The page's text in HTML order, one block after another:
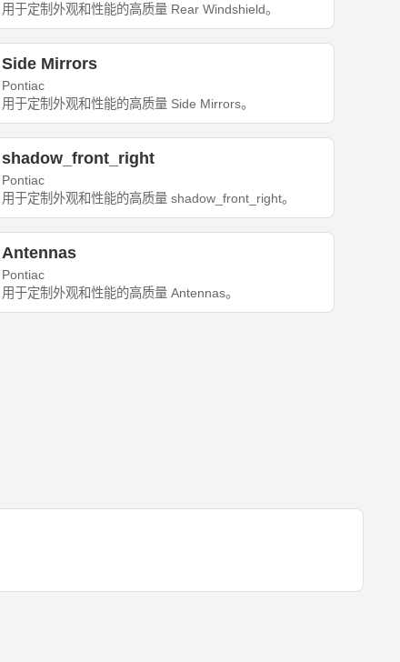
用于定制外观和性能的高质量 Rear Windshield。
Side Mirrors
Pontiac
用于定制外观和性能的高质量 Side Mirrors。
shadow_front_right
Pontiac
用于定制外观和性能的高质量 shadow_front_right。
Antennas
Pontiac
用于定制外观和性能的高质量 Antennas。